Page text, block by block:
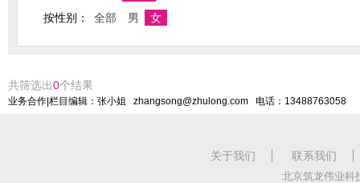
按性别：
全部 男 女
共筛选出0个结果
业务合作|栏目编辑：张小姐 zhangsong@zhulong.com 电话：13488763058
关于我们 联系我们
北京筑龙伟业科